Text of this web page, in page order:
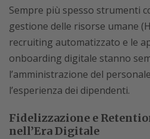
Sempre più spesso strumenti
gestione delle risorse umane
recruiting automatizzato e le
onboarding digitale stanno
l’amministrazione del
l’esperienza dei dipendenti.
Fidelizzazione e
nell’Era Digitale